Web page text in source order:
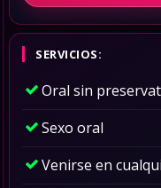
SERVICIOS:
Oral sin
Sexo oral
Venirse en